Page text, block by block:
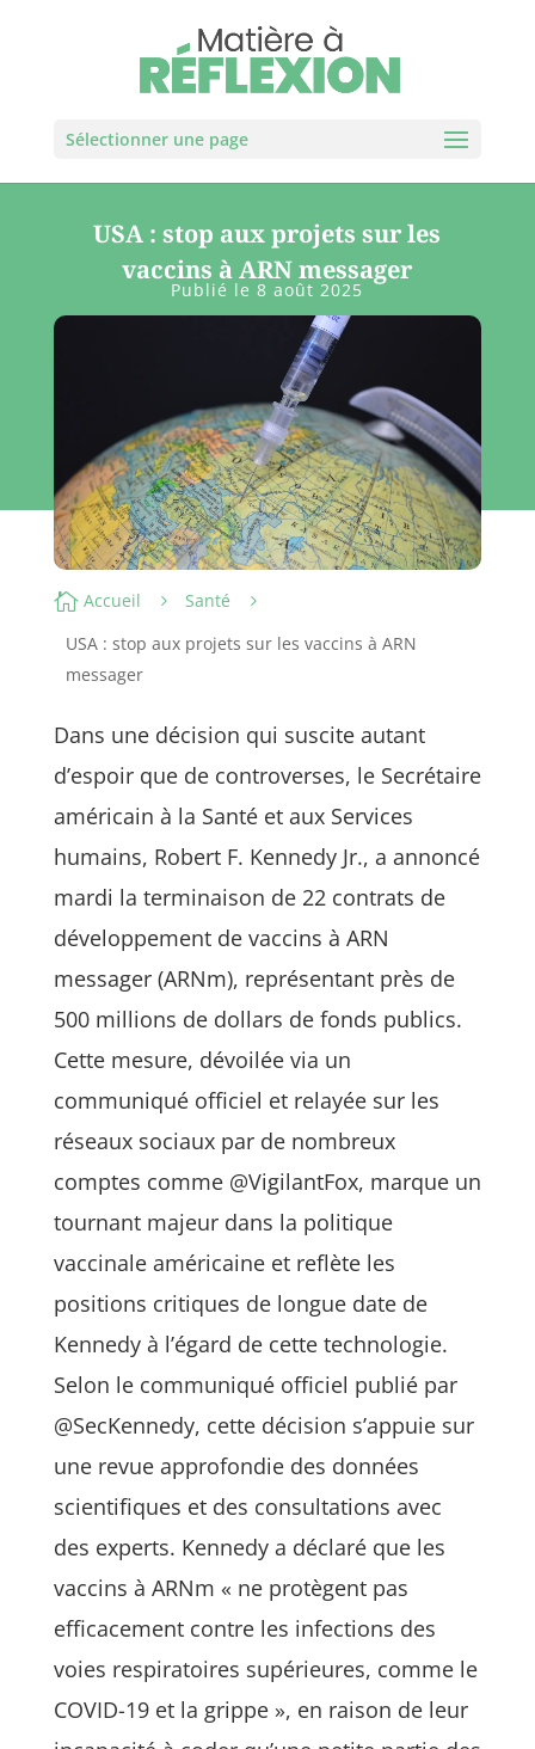
Sélectionner une page
USA : stop aux projets sur les
vaccins à ARN messager
Publié le 8 août 2025
 Accueil 5 Santé 5
USA : stop aux projets sur les vaccins à ARN
messager
Dans une décision qui suscite autant
d’espoir que de controverses, le Secrétaire
américain à la Santé et aux Services
humains, Robert F. Kennedy Jr., a annoncé
mardi la terminaison de 22 contrats de
développement de vaccins à ARN
messager (ARNm), représentant près de
500 millions de dollars de fonds publics.
Cette mesure, dévoilée via un
communiqué officiel et relayée sur les
réseaux sociaux par de nombreux
comptes comme @VigilantFox, marque un
tournant majeur dans la politique
vaccinale américaine et reflète les
positions critiques de longue date de
Kennedy à l’égard de cette technologie.
Selon le communiqué officiel publié par
@SecKennedy, cette décision s’appuie sur
une revue approfondie des données
scientifiques et des consultations avec
des experts. Kennedy a déclaré que les
vaccins à ARNm « ne protègent pas
efficacement contre les infections des
voies respiratoires supérieures, comme le
COVID-19 et la grippe », en raison de leur